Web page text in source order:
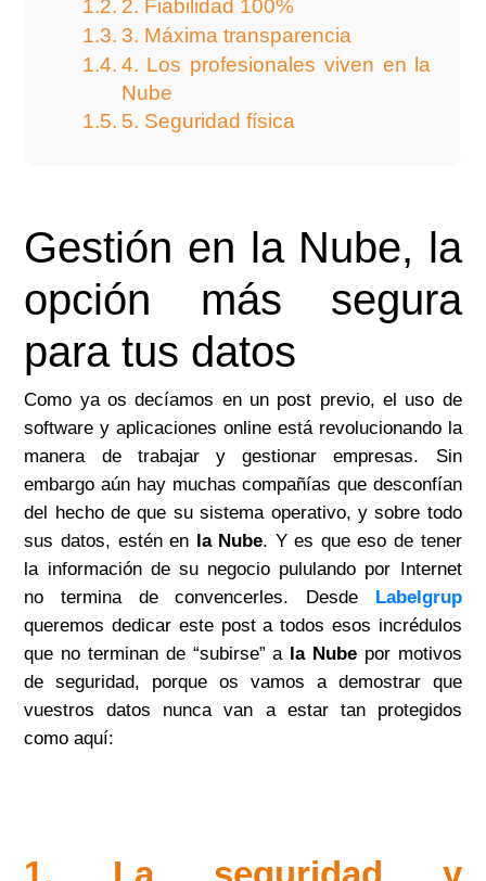
2. Fiabilidad 100%
3. Máxima transparencia
4. Los profesionales viven en la
Nube
5. Seguridad física
Gestión en la Nube, la
opción más segura
para tus datos
Como ya os decíamos en un post previo, el uso de
software y aplicaciones online está revolucionando la
manera de trabajar y gestionar empresas. Sin
embargo aún hay muchas compañías que desconfían
del hecho de que su sistema operativo, y sobre todo
sus datos, estén en la Nube. Y es que eso de tener
la información de su negocio pululando por Internet
no termina de convencerles. Desde
Labelgrup
queremos dedicar este post a todos esos incrédulos
que no terminan de “subirse” a la Nube por motivos
de seguridad, porque os vamos a demostrar que
vuestros datos nunca van a estar tan protegidos
como aquí: